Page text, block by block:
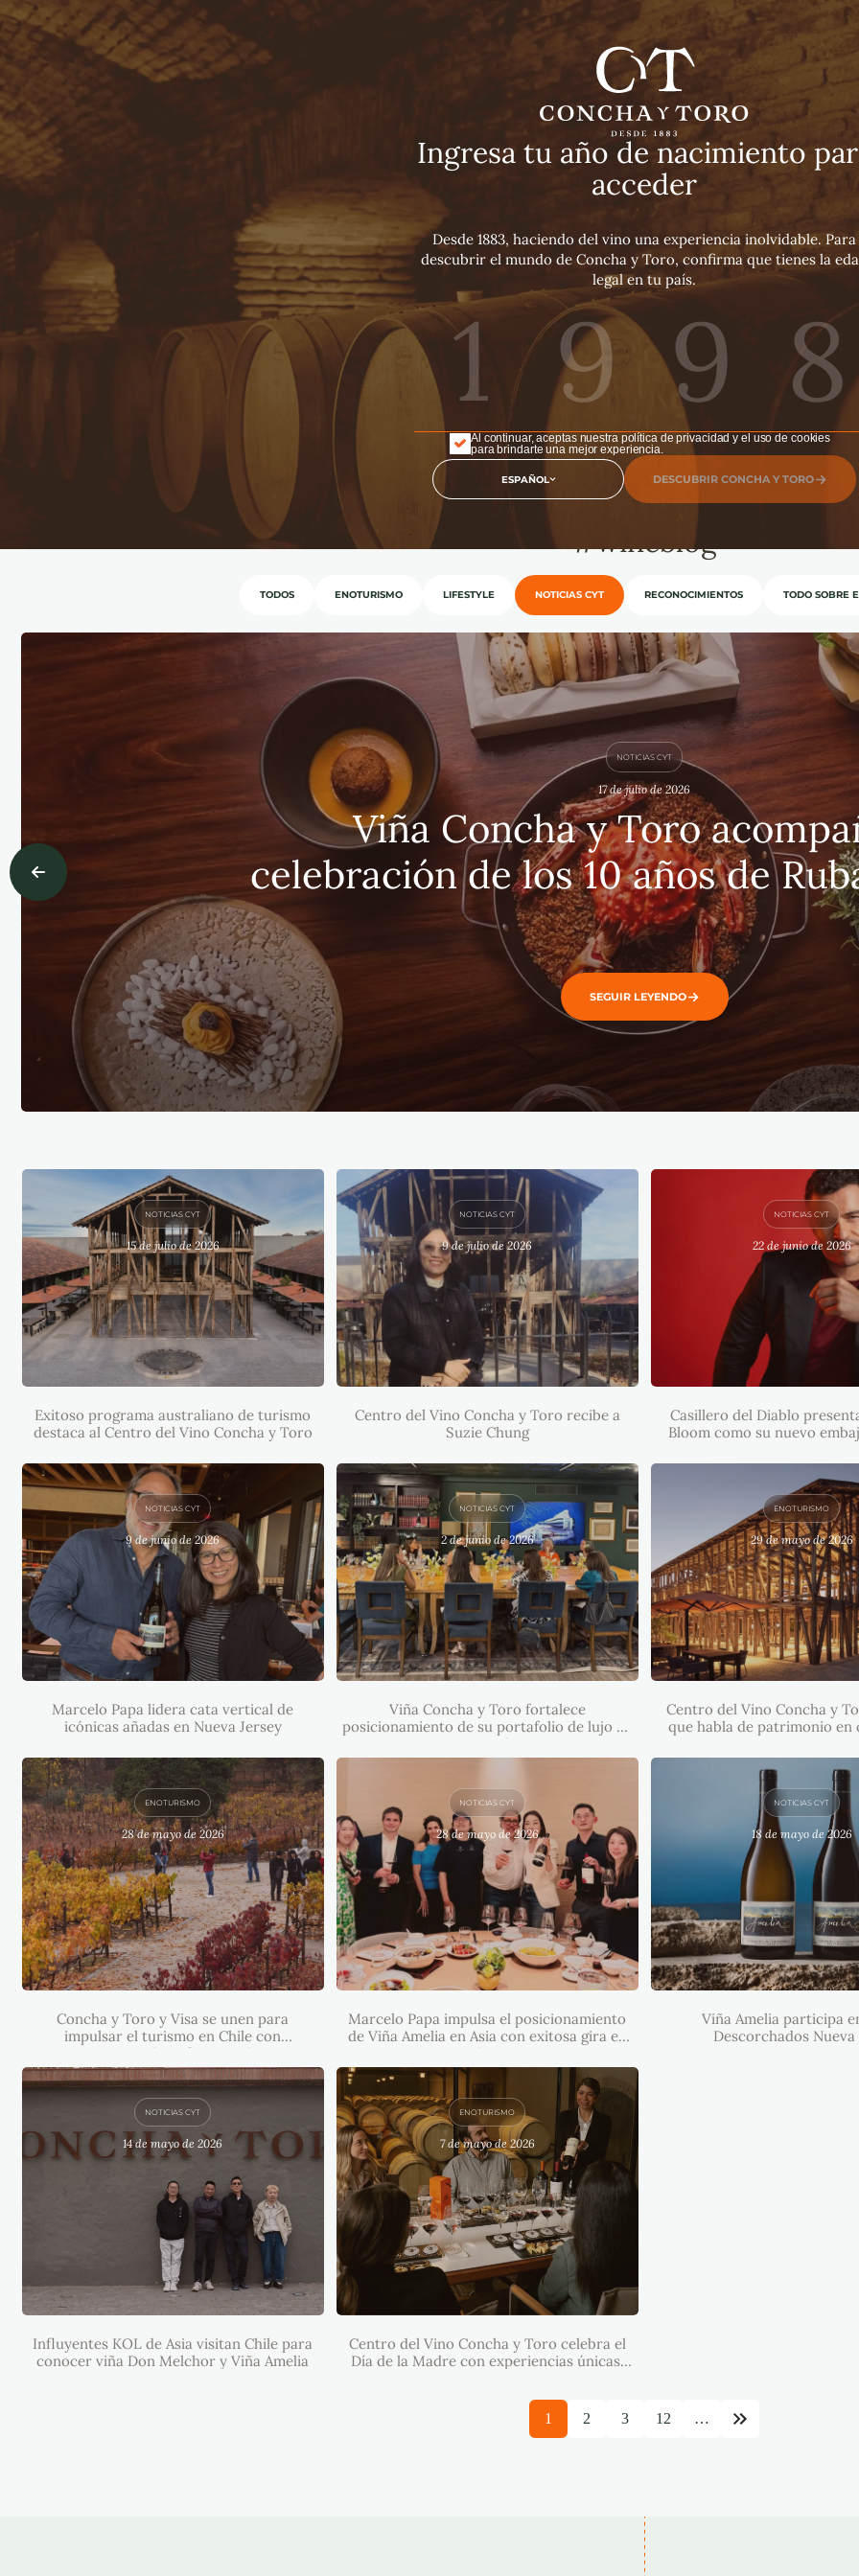
Ingresa tu año de nacimiento
acceder
Desde 1883, haciendo del vino una experiencia inolvidable. Para
descubrir el mundo de Concha y Toro, confirma que tienes la
legal en tu país.
Al continuar, aceptas nuestra política de privacidad y el uso de cookies
para brindarte una mejor experiencia.
ESPAÑOL DESCUBRIR CONCHA Y TORO
Viña Concha y Toro
Un espacio para los
del vino
Explora contenidos sobre nuestros vinos premiados, ideas
maridaje, experiencias únicas y consejos para aprender
sobre vino y mucho más.
DESCUBRE MÁS CONTENIDOS
Exploratodas las categorías de
#wineblog
TODOS ENOTURISMO LIFESTYLE NOTICIAS CYT RECONOCIMIENTOS TODO SOBRE
NOTICIAS CYT
17 de julio de 2026
Viña Concha y Toro
celebración de los 10 años de
SEGUIR LEYENDO
NOTICIAS CYT
15 de julio de 2026
EXITOSO PROGRAMA
AUSTRALIANO DE TURISMO
CONCHA Y TORO
Exitoso programa australiano de turismo
destaca al Centro del Vino Concha y Toro
NOTICIAS CYT
9 de julio de 2026
CENTRO DEL VINO CONCHA Y
TORO RECIBE A SUZIE CHUNG
Centro del Vino Concha y Toro recibe a
Suzie Chung
NOTICIAS CYT
22 de junio de 2026
CASILLERO DEL
PRESENTA A
GLOBAL
Casillero del Diablo
Bloom como su nuevo
NOTICIAS CYT
9 de junio de 2026
MARCELO PAPA LIDERA CATA
VERTICAL DE ICÓNICAS
AÑADAS EN NUEVA JERSEY
Marcelo Papa lidera cata vertical de
icónicas añadas en Nueva Jersey
NOTICIAS CYT
2 de junio de 2026
VIÑA CONCHA Y TORO
FORTALECE POSICIONAMIENTO
EN LATINOAMÉRICA
Viña Concha y Toro fortalece
posicionamiento de su portafolio de lujo en
Latinoamérica
ENOTURISMO
29 de mayo de 2026
CENTRO DEL VINO
TORO: UN LUGAR
RINCÓN
Centro del Vino Concha y
que habla de patrimonio en
ENOTURISMO
28 de mayo de 2026
CONCHA Y TORO Y VISA SE
UNEN PARA IMPULSAR EL
EXPERIENCIAS Y BENEFICIOS
EXCLUSIVOS
Concha y Toro y Visa se unen para
impulsar el turismo en Chile con
experiencias y beneficios exclusivos
NOTICIAS CYT
28 de mayo de 2026
MARCELO PAPA IMPULSA EL
POSICIONAMIENTO DE VIÑA
AMELIA EN ASIA CON EXITOSA
Marcelo Papa impulsa el posicionamiento
de Viña Amelia en Asia con exitosa gira en
China
NOTICIAS CYT
18 de mayo de 2026
VIÑA AMELIA
FERIA
YORK
Viña Amelia participa
Descorchados
NOTICIAS CYT
14 de mayo de 2026
INFLUYENTES KOL DE ASIA
VISITAN CHILE PARA CONOCER
VIÑA DON MELCHOR Y VIÑA
AMELIA
Influyentes KOL de Asia visitan Chile para
conocer viña Don Melchor y Viña Amelia
ENOTURISMO
7 de mayo de 2026
CENTRO DEL VINO CONCHA Y
TORO CELEBRA EL DÍA DE LA
ÚNICAS, DESCUENTOS
EXCLUSIVOS Y SORPRESAS
ESPECIALES
Centro del Vino Concha y Toro celebra el
Día de la Madre con experiencias únicas,
1 2 3 12 …